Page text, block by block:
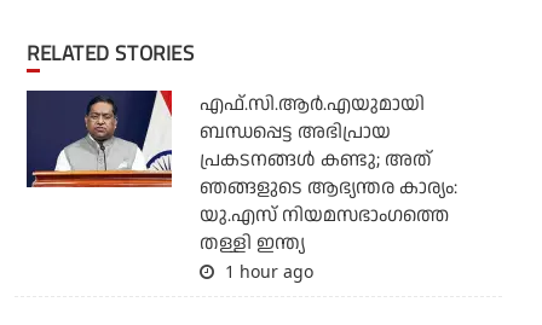
RELATED STORIES
എഫ്.സി.ആര്‍.എയുമായി
ബന്ധപ്പെട്ട അഭിപ്രായ
പ്രകടനങ്ങള്‍ കണ്ടു; അത്
ഞങ്ങളുടെ ആഭ്യന്തര കാര്യം:
യു.എസ് നിയമസഭാംഗത്തെ
തള്ളി ഇന്ത്യ
1 hour ago